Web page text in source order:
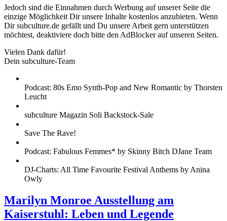
Jedoch sind die Einnahmen durch Werbung auf unserer Seite die
einzige Möglichkeit Dir unsere Inhalte kostenlos anzubieten. Wenn
Dir subculture.de gefällt und Du unsere Arbeit gern unterstützen
möchtest, deaktiviere doch bitte den AdBlocker auf unseren Seiten.
Vielen Dank dafür!
Dein subculture-Team
Podcast: 80s Emo Synth-Pop and New Romantic by Thorsten
Leucht
subculture Magazin Soli Backstock-Sale
Save The Rave!
Podcast: Fabulous Femmes* by Skinny Bitch DJane Team
DJ-Charts: All Time Favourite Festival Anthems by Anina
Owly
Marilyn Monroe Ausstellung am
Kaiserstuhl: Leben und Legende